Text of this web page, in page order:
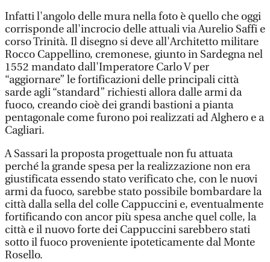
Infatti l'angolo delle mura nella foto è quello che oggi
corrisponde all'incrocio delle attuali via Aurelio Saffi e
corso Trinità. Il disegno si deve all'Architetto militare
Rocco Cappellino, cremonese, giunto in Sardegna nel
1552 mandato dall'Imperatore Carlo V per
“aggiornare” le fortificazioni delle principali città
sarde agli “standard” richiesti allora dalle armi da
fuoco, creando cioè dei grandi bastioni a pianta
pentagonale come furono poi realizzati ad Alghero e a
Cagliari.
A Sassari la proposta progettuale non fu attuata
perché la grande spesa per la realizzazione non era
giustificata essendo stato verificato che, con le nuovi
armi da fuoco, sarebbe stato possibile bombardare la
città dalla sella del colle Cappuccini e, eventualmente
fortificando con ancor più spesa anche quel colle, la
città e il nuovo forte dei Cappuccini sarebbero stati
sotto il fuoco proveniente ipoteticamente dal Monte
Rosello.